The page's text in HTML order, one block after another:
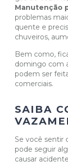
Manutenção
problemas
quente e
chuveiros,
Bem como,
domingo com
podem ser
comerciais.
SAIBA
Se você sentir
pode seguir
causar